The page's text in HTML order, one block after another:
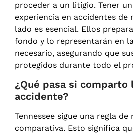
proceder a un litigio. Tener
experiencia en accidentes de
lado es esencial. Ellos
fondo y lo representarán en
necesario, asegurando que
protegidos durante todo el
¿Qué pasa si comparto
accidente?
Tennessee sigue una regla de
comparativa. Esto significa